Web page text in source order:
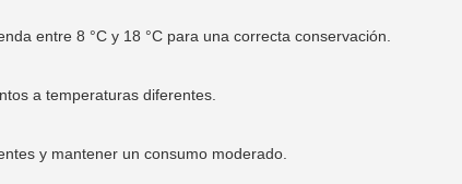
entre 8 °C y 18 °C para una correcta conservación.
a temperaturas diferentes.
y mantener un consumo moderado.